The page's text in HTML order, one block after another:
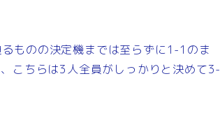
ものの決定機までは至らずに1-1のま
こちらは3人全員がしっかりと決めて3-